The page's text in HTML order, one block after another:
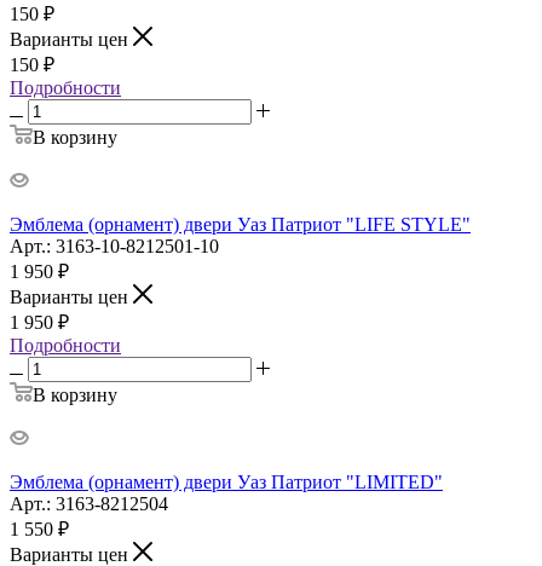
150 ₽
Варианты цен
150 ₽
Подробности
В корзину
Эмблема (орнамент) двери Уаз Патриот "LIFE STYLE"
Арт.: 3163-10-8212501-10
1 950 ₽
Варианты цен
1 950 ₽
Подробности
В корзину
Эмблема (орнамент) двери Уаз Патриот "LIMITED"
Арт.: 3163-8212504
1 550 ₽
Варианты цен